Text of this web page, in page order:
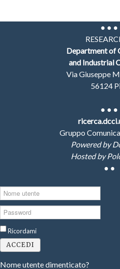
● ● ●
Department of
and Industrial
Via Giuseppe
56124
● ● ●
Gruppo
Powered by
Hosted by
● ●
Nome
utente
Password
Ricordami
ACCEDI
Nome utente dimenticato?